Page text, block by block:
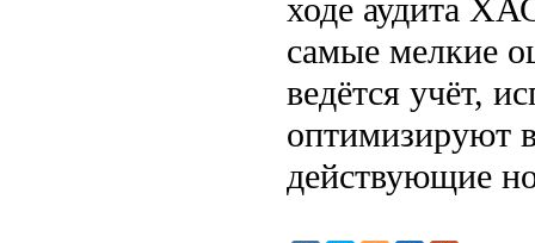
ходе аудита
самые мелкие
ведётся учёт,
оптимизируют
действующие